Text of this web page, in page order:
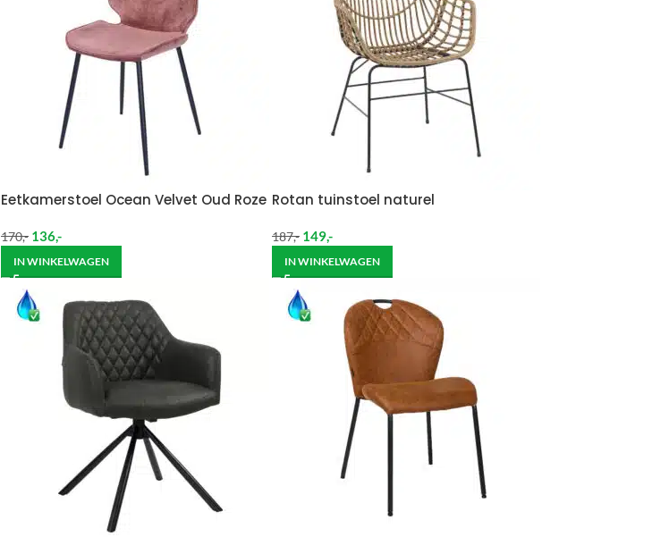
Eetkamerstoel Ocean Velvet Oud Roze
170,- 136,-
IN WINKELWAGEN
Rotan tuinstoel naturel
187,- 149,-
IN WINKELWAGEN